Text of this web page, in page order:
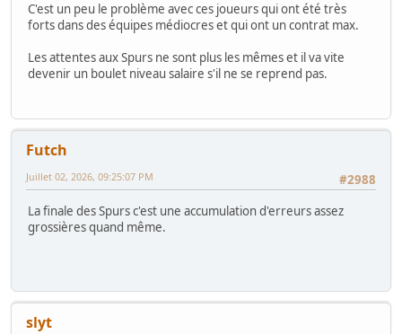
C'est un peu le problème avec ces joueurs qui ont été très
forts dans des équipes médiocres et qui ont un contrat max.
Les attentes aux Spurs ne sont plus les mêmes et il va vite
devenir un boulet niveau salaire s'il ne se reprend pas.
Futch
#2988
Juillet 02, 2026, 09:25:07 PM
La finale des Spurs c'est une accumulation d'erreurs assez
grossières quand même.
slyt